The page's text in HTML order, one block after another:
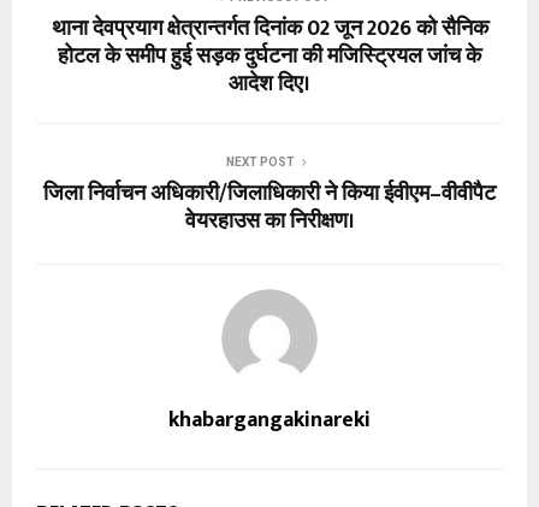
थाना देवप्रयाग क्षेत्रान्तर्गत दिनांक 02 जून 2026 को सैनिक
होटल के समीप हुई सड़क दुर्घटना की मजिस्ट्रियल जांच के
आदेश दिए।
NEXT POST
जिला निर्वाचन अधिकारी/जिलाधिकारी ने किया ईवीएम–वीवीपैट
वेयरहाउस का निरीक्षण।
khabargangakinareki